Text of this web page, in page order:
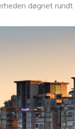
døgnet rundt